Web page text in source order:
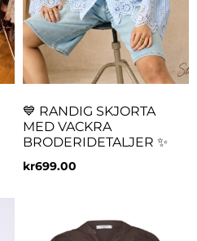
💙 RANDIG SKJORTA
MED VACKRA
BRODERIDETALJER ✨
kr699.00